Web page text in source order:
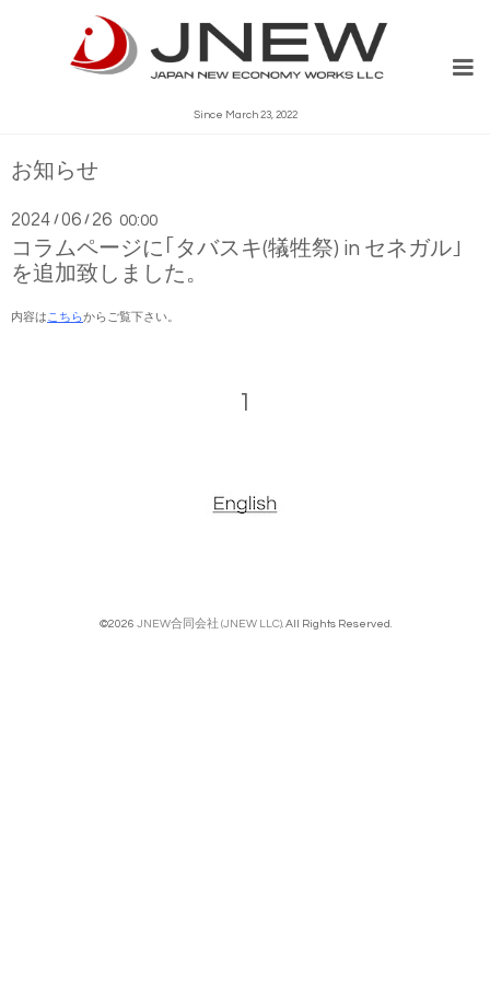
Since March 23, 2022
お知らせ
2024 /06 / 26 00:00
コラムページに｢タバスキ(犠牲祭) in セネガル｣
を追加致しました。
内容はこちらからご覧下さい。
1
©2026 JNEW合同会社 (JNEW LLC). All Rights Reserved.